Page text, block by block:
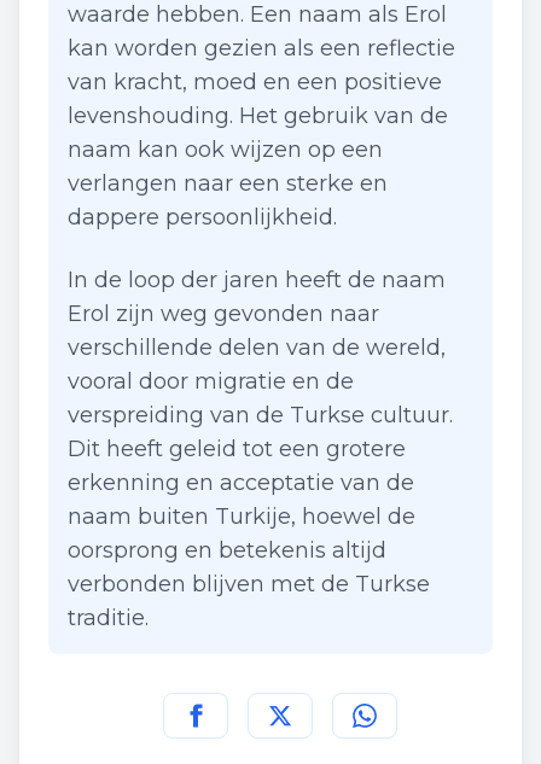
waarde hebben. Een naam als Erol
kan worden gezien als een reflectie
van kracht, moed en een positieve
levenshouding. Het gebruik van de
naam kan ook wijzen op een
verlangen naar een sterke en
dappere persoonlijkheid.
In de loop der jaren heeft de naam
Erol zijn weg gevonden naar
verschillende delen van de wereld,
vooral door migratie en de
verspreiding van de Turkse cultuur.
Dit heeft geleid tot een grotere
erkenning en acceptatie van de
naam buiten Turkije, hoewel de
oorsprong en betekenis altijd
verbonden blijven met de Turkse
traditie.
Deel deze pagina op
Deel deze pagina op
Deel deze pagina